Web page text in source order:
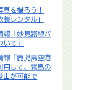
真を撮ろう！
装レンタル」
報「妙見路線バ
いて」
報「鹿児島空港
用して、霧島の
山が可能で